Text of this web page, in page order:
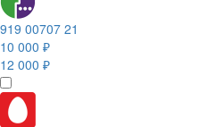
919 00707 21
10 000 ₽
12 000 ₽